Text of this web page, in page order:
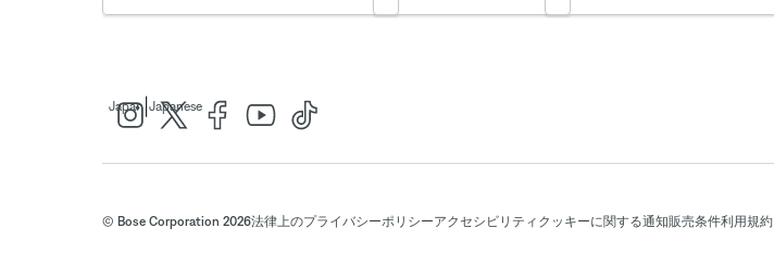
Japan Japanese
© Bose Corporation 2026法律上のプライバシーポリシーアクセシビリティ クッキーに関する通知販売条件利用規約